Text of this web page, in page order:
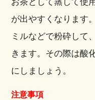
が出やすくなります。
ミルなどで粉砕して
きます。その際は酸
にしましょう。
注意事項